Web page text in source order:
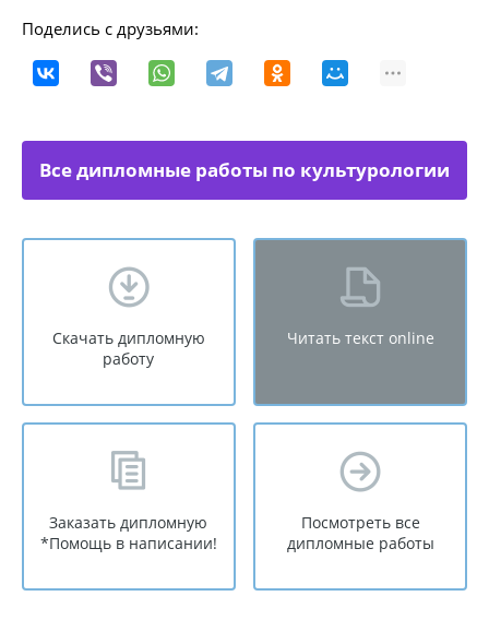
Поделись с друзьями:
Все дипломные работы по культурологии
Скачать дипломную
работу
Читать текст online
Заказать дипломную
*Помощь в написании!
Посмотреть все
дипломные работы